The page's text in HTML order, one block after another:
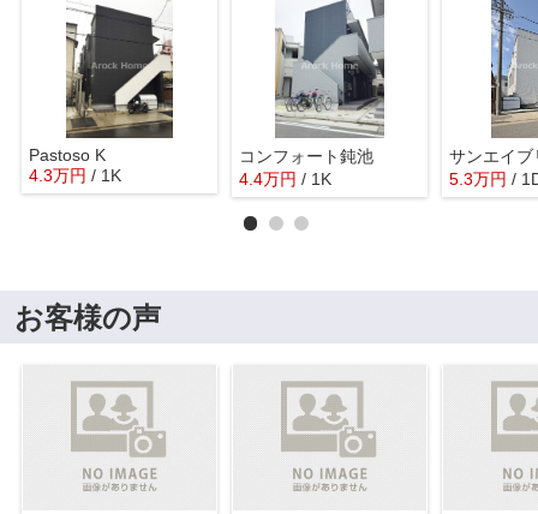
Pastoso K
4.3万円 / 1K
コンフォート鈍池
4.4万円 / 1K
サンエイ
5.3万円 /
お客様の声